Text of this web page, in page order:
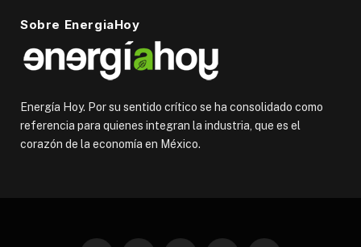
Sobre EnergiaHoy
Energía Hoy. Por su sentido crítico se ha consolidado como
referencia para quienes integran la industria, que es el
corazón de la economía en México.